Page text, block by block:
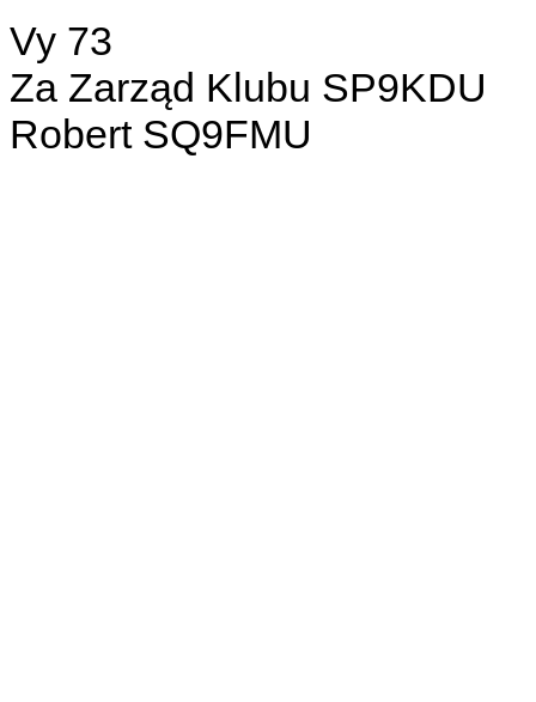
Vy 73
Za Zarząd Klubu SP9KDU
Robert SQ9FMU